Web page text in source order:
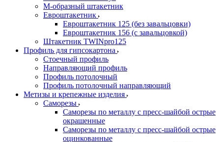
М-образный штакетник
Евроштакетник
Евроштакетник 125 (без завальцовки)
Евроштакетник 156 (с завальцовкой)
Штакетник TWINpro125
Профиль для гипсокартона
Стоечный профиль
Направляющий профиль
Профиль потолочный
Профиль потолочный направляющий
Метизы и крепежные изделия
Саморезы
Саморезы по металлу с пресс-шайбой острые
окрашенные
Саморезы по металлу с пресс-шайбой острые
оцинкованные